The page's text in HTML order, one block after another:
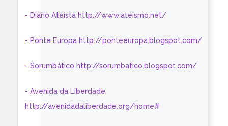
- Diário Ateísta http://www.ateismo.net/
- Ponte Europa http://ponteeuropa.blogspot.com/
- Sorumbático http://sorumbatico.blogspot.com/
- Avenida da Liberdade
http://avenidadaliberdade.org/home#